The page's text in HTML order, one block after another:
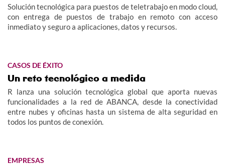
Solución tecnológica para puestos de teletrabajo en modo cloud,
con entrega de puestos de trabajo en remoto con acceso
inmediato y seguro a aplicaciones, datos y recursos.
CASOS DE ÉXITO
Un reto tecnológico a medida
R lanza una solución tecnológica global que aporta nuevas
funcionalidades a la red de ABANCA, desde la conectividad
entre nubes y oficinas hasta un sistema de alta seguridad en
todos los puntos de conexión.
EMPRESAS